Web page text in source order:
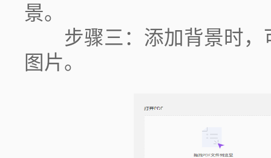
景。
步骤三：添加背景时，
图片。